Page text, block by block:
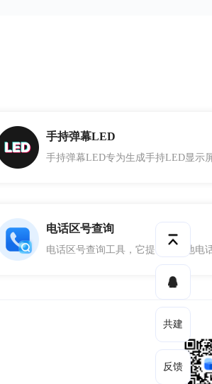
共建
反馈
活中更加方便和快捷地选择健康优质的食物
专为帮助创业者和项目团队快速生成独特且
手持弹幕LED
手持弹幕LED专为生成手持LED显示
可以根据车牌查询用具快速了解车牌号属于
电话区号查询
电话区号查询工具，它提供了各地电